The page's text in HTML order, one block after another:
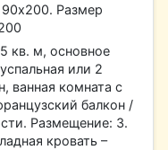
90х200. Размер
кв. м, основное
или 2
ванная комната с
балкон /
Размещение: 3.
кровать –